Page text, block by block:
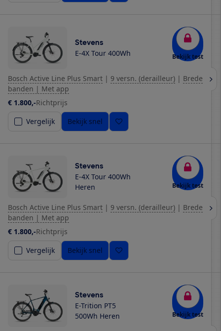
Stevens
E-4X Tour 400Wh Bekijk test
Bosch Active Line Plus Smart | 9 versn. (derailleur) | Brede
banden | Met app
€ 1.800,-Richtprijs
Vergelijk
Bekijk snel
Stevens
E-4X Tour 400Wh
Heren
Bekijk test
Bosch Active Line Plus Smart | 9 versn. (derailleur) | Brede
banden | Met app
€ 1.800,-Richtprijs
Vergelijk
Bekijk snel
Stevens
E-Trition PT5
500Wh Heren
Bekijk test